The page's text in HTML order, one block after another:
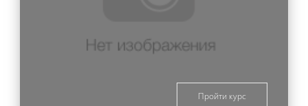
Пройти курс